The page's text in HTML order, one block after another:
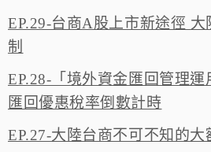
EP.29-台商A股上市新途徑
制
EP.28-「境外資金匯回管理
匯回優惠稅率倒數計時
EP.27-大陸台商不可不知的大